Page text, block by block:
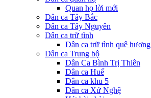
Quan họ lời mới
Dân ca Tây Bắc
Dân ca Tây Nguyên
Dân ca trữ tình
Dân ca trữ tình quê hương
Dân ca Trung bộ
Dân Ca Bình Trị Thiên
Dân ca Huế
Dân ca khu 5
Dân ca Xứ Nghệ